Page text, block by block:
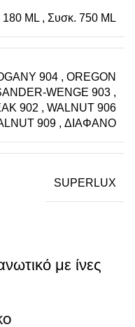
180 ML , Συσκ. 750 ML
904 , OREGON
WENGE 903 ,
902 , WALNUT 906
909 , ΔΙΑΦΑΝΟ
SUPERLUX
με ίνες